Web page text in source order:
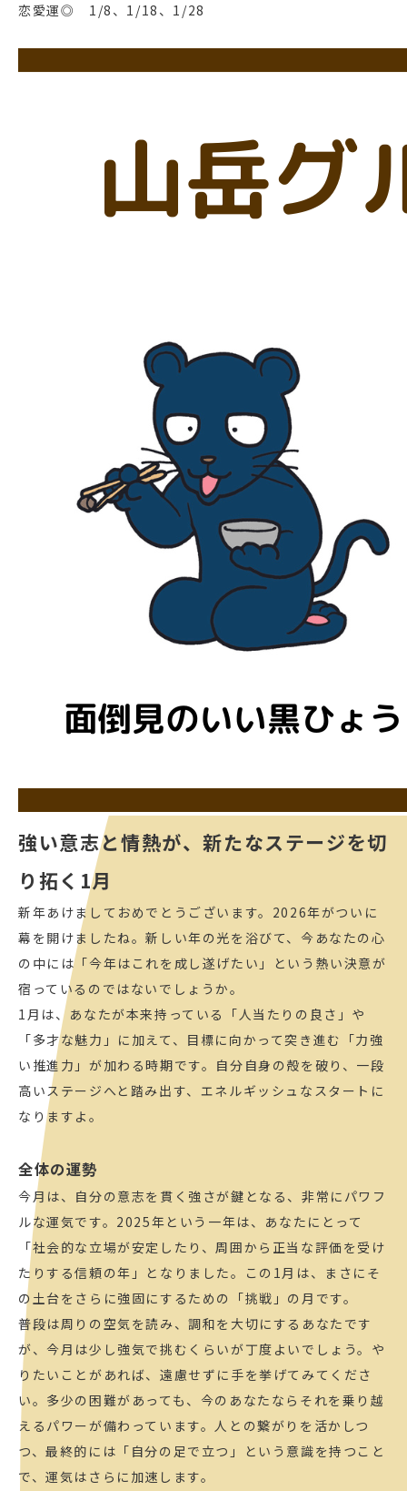
恋愛運◎ 1/8、1/18、1/28
強い意志と情熱が、新たなステージを切
り拓く1月
新年あけましておめでとうございます。2026年がついに
幕を開けましたね。新しい年の光を浴びて、今あなたの心
の中には「今年はこれを成し遂げたい」という熱い決意が
宿っているのではないでしょうか。
1月は、あなたが本来持っている「人当たりの良さ」や
「多才な魅力」に加えて、目標に向かって突き進む「力強
い推進力」が加わる時期です。自分自身の殻を破り、一段
高いステージへと踏み出す、エネルギッシュなスタートに
なりますよ。
全体の運勢
今月は、自分の意志を貫く強さが鍵となる、非常にパワフ
ルな運気です。2025年という一年は、あなたにとって
「社会的な立場が安定したり、周囲から正当な評価を受け
たりする信頼の年」となりました。この1月は、まさにそ
の土台をさらに強固にするための「挑戦」の月です。
普段は周りの空気を読み、調和を大切にするあなたです
が、今月は少し強気で挑むくらいが丁度よいでしょう。や
りたいことがあれば、遠慮せずに手を挙げてみてくださ
い。多少の困難があっても、今のあなたならそれを乗り越
えるパワーが備わっています。人との繋がりを活かしつ
つ、最終的には「自分の足で立つ」という意識を持つこと
で、運気はさらに加速します。